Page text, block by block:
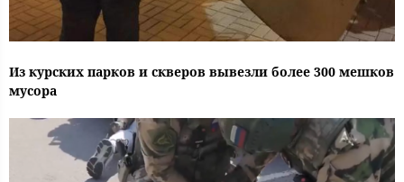
Из курских парков и скверов вывезли более 300 мешков
мусора